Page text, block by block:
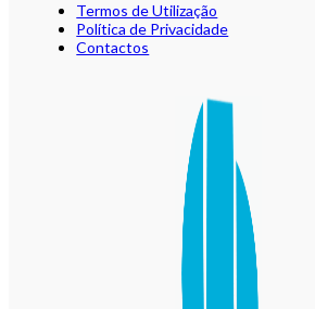
Termos de Utilização
Política de Privacidade
Contactos